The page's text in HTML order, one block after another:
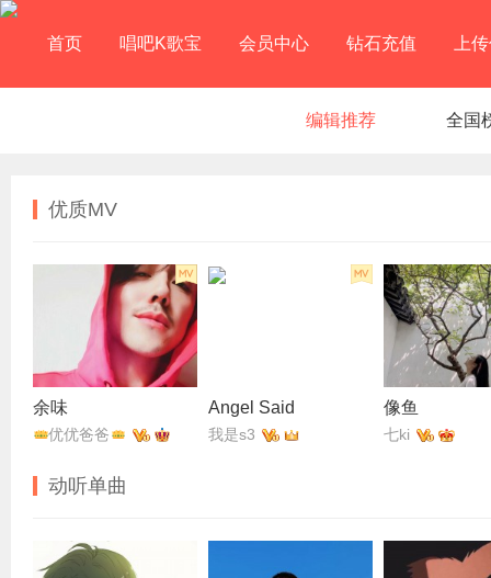
首页 唱吧K歌宝 会员中心 钻石充值 上
编辑推荐 全国
优质MV
余味
优优爸爸
Angel Said
我是s3
像鱼
七ki
动听单曲